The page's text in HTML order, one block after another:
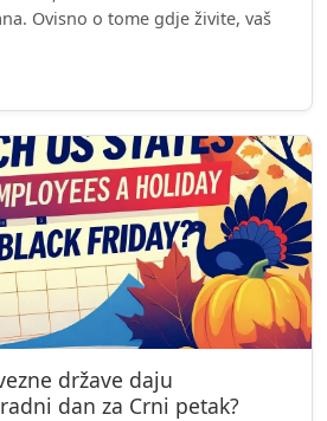
Ovisno o tome gdje živite, vaš
države daju
dan za Crni petak?